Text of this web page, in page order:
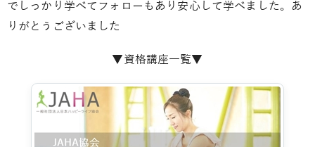
でしっかり学べてフォローもあり安心して学べました。あ
りがとうございました
▼資格講座一覧▼